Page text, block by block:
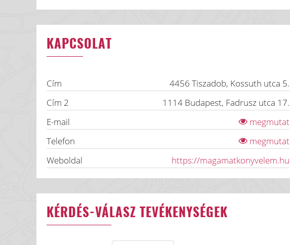
KAPCSOLAT
Cím 4456 Tiszadob, Kossuth utca 5.
Cím 2
1114 Budapest, Fadrusz utca 17.
E-mail
megmutat
Telefon
megmutat
Weboldal
https://magamatkonyvelem.hu
KÉRDÉS-VÁLASZ TEVÉKENYSÉGEK